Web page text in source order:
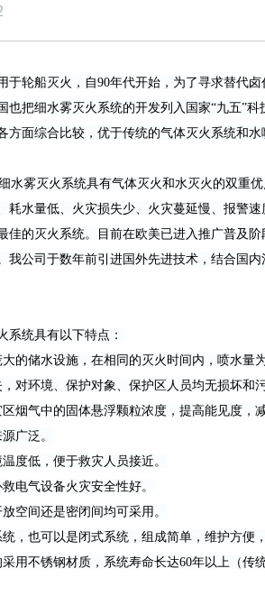
于轮船灭火，自90年代开始，为了寻求替代
也把细水雾灭火系统的开发列入国家“九五”
方面综合比较，优于传统的气体灭火系统和
雾灭火系统具有气体灭火和水灭火的双重
耗水量低、火灾损失少、火灾蔓延慢、报警
佳的灭火系统。目前在欧美已进入推广普及
我公司于数年前引进国外先进技术，结合国
系统具有以下特点：
的储水设施，在相同的灭火时间内，喷水量
对环境、保护对象、保护区人员均无损坏和
烟气中的固体悬浮颗粒浓度，提高能见度，
广泛。
度低，便于救灾人员接近。
电气设备火灾安全性好。
空间还是密闭间均可采用。
，也可以是闭式系统，组成简单，维护方便，
用不锈钢材质，系统寿命长达60年以上（传